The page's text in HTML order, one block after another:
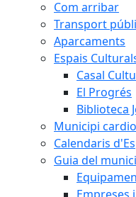
Com arribar
Transport
Aparcaments
Espais
Casal
El Progrés
Biblioteca
Municipi
Calendaris
Guia del